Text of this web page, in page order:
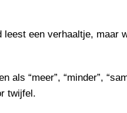
leest een verhaaltje, maar
als “meer”, “minder”,
twijfel.